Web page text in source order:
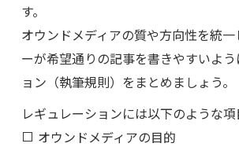
す。
オウンドメディアの質や方向性を統一
ーが希望通りの記事を書きやすいよ
ョン（執筆規則）をまとめましょう。
レギュレーションには以下のような項
オウンドメディアの目的